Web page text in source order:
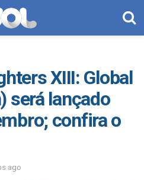
XIII: Global
será lançado
confira o
ago